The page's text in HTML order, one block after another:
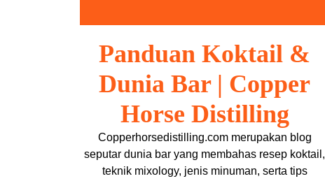
Panduan Koktail &
Dunia Bar | Copper
Horse Distilling
Copperhorsedistilling.com merupakan blog
seputar dunia bar yang membahas resep koktail,
teknik mixology, jenis minuman, serta tips